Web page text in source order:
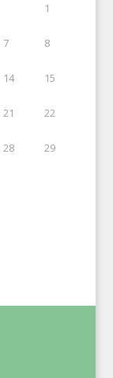
1
7 8
14 15
21 22
28 29